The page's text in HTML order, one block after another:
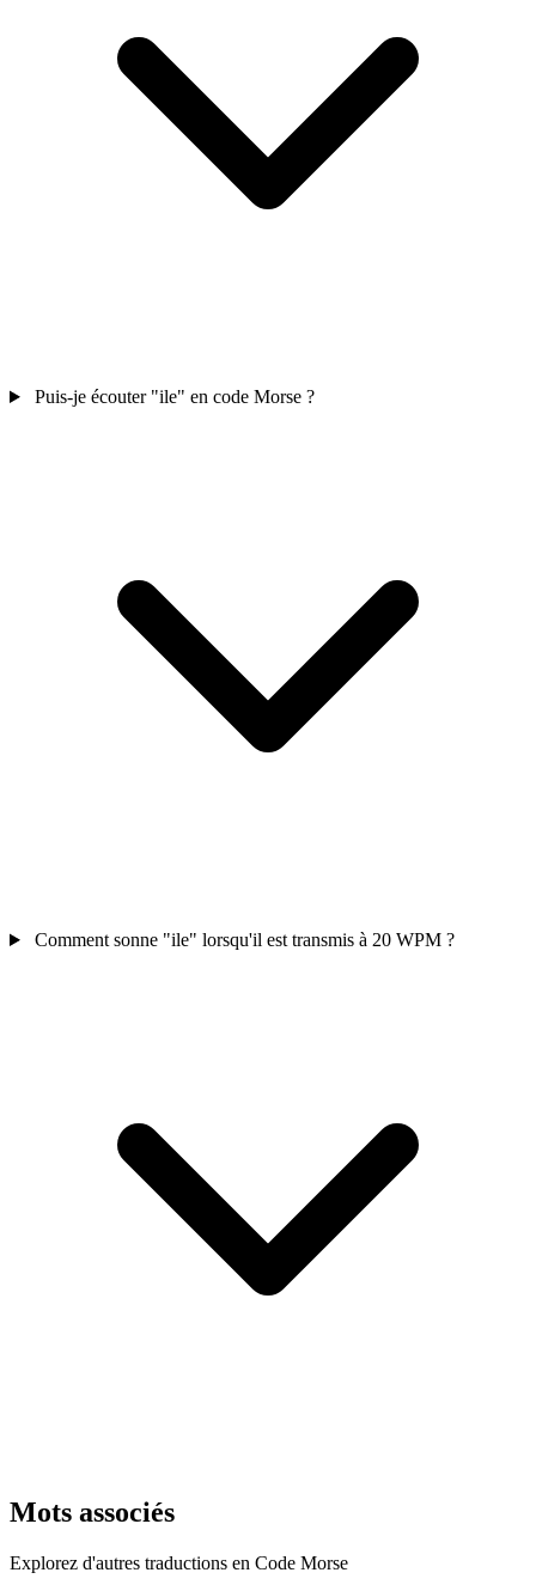
Puis-je écouter "ile" en code Morse ?
Comment sonne "ile" lorsqu'il est transmis à 20 WPM ?
Mots associés
Explorez d'autres traductions en Code Morse